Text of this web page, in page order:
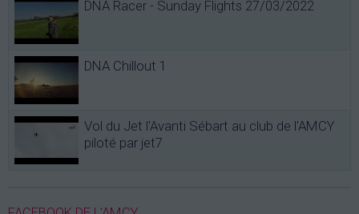
DNA Racer - Sunday Flights 27/03/2022
DNA Chillout 1
Vol du Jet l'Avanti Sébart au club de l'AMCY
piloté par jet7